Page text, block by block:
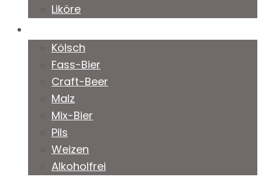
Liköre
Kölsch
Fass-Bier
Craft-Beer
Malz
Mix-Bier
Pils
Weizen
Alkoholfrei